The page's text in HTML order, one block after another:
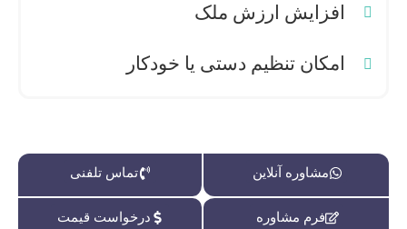
افزایش ارزش ملک
امکان تنظیم دستی یا خودکار
مشاوره آنلاین تماس تلفنی
فرم مشاوره درخواست قیمت